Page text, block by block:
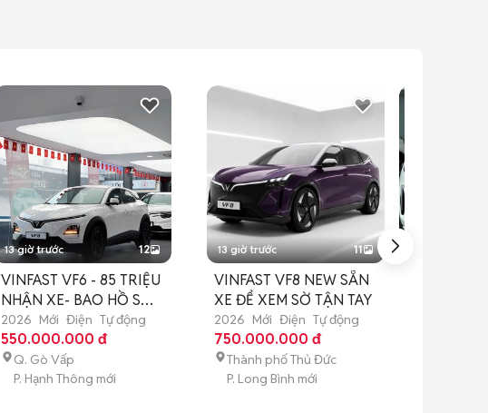
13 giờ trước 12
VINFAST VF6 - 85 TRIỆU
NHẬN XE- BAO HỒ SƠ
KHÓ
2026 Mới Điện Tự động
550.000.000 đ
Q. Gò Vấp
P. Hạnh Thông mới
13 giờ trước 11
VINFAST VF8 NEW SẴN
XE ĐỂ XEM SỜ TẬN TAY
2026 Mới Điện Tự động
750.000.000 đ
Thành phố Thủ Đức
P. Long Bình mới